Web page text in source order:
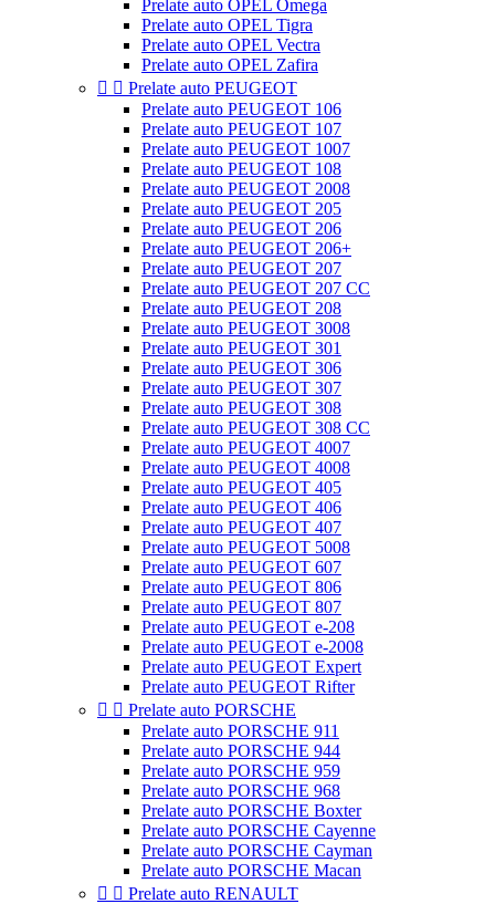
Prelate auto OPEL Omega
Prelate auto OPEL Tigra
Prelate auto OPEL Vectra
Prelate auto OPEL Zafira
  Prelate auto PEUGEOT
Prelate auto PEUGEOT 106
Prelate auto PEUGEOT 107
Prelate auto PEUGEOT 1007
Prelate auto PEUGEOT 108
Prelate auto PEUGEOT 2008
Prelate auto PEUGEOT 205
Prelate auto PEUGEOT 206
Prelate auto PEUGEOT 206+
Prelate auto PEUGEOT 207
Prelate auto PEUGEOT 207 CC
Prelate auto PEUGEOT 208
Prelate auto PEUGEOT 3008
Prelate auto PEUGEOT 301
Prelate auto PEUGEOT 306
Prelate auto PEUGEOT 307
Prelate auto PEUGEOT 308
Prelate auto PEUGEOT 308 CC
Prelate auto PEUGEOT 4007
Prelate auto PEUGEOT 4008
Prelate auto PEUGEOT 405
Prelate auto PEUGEOT 406
Prelate auto PEUGEOT 407
Prelate auto PEUGEOT 5008
Prelate auto PEUGEOT 607
Prelate auto PEUGEOT 806
Prelate auto PEUGEOT 807
Prelate auto PEUGEOT e-208
Prelate auto PEUGEOT e-2008
Prelate auto PEUGEOT Expert
Prelate auto PEUGEOT Rifter
  Prelate auto PORSCHE
Prelate auto PORSCHE 911
Prelate auto PORSCHE 944
Prelate auto PORSCHE 959
Prelate auto PORSCHE 968
Prelate auto PORSCHE Boxter
Prelate auto PORSCHE Cayenne
Prelate auto PORSCHE Cayman
Prelate auto PORSCHE Macan
  Prelate auto RENAULT